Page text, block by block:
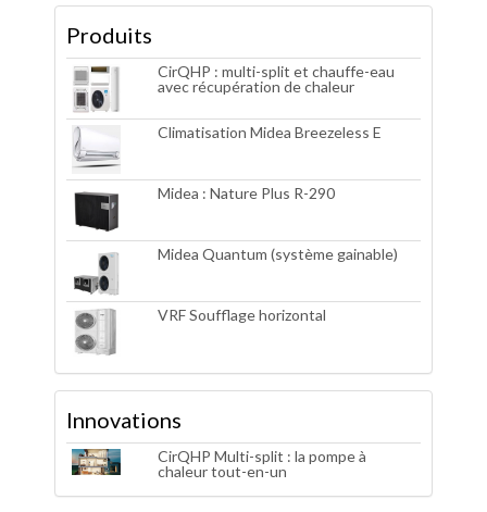
Produits
CirQHP : multi-split et chauffe-eau
avec récupération de chaleur
Climatisation Midea Breezeless E
Midea : Nature Plus R-290
Midea Quantum (système gainable)
VRF Soufflage horizontal
Innovations
CirQHP Multi-split : la pompe à
chaleur tout-en-un